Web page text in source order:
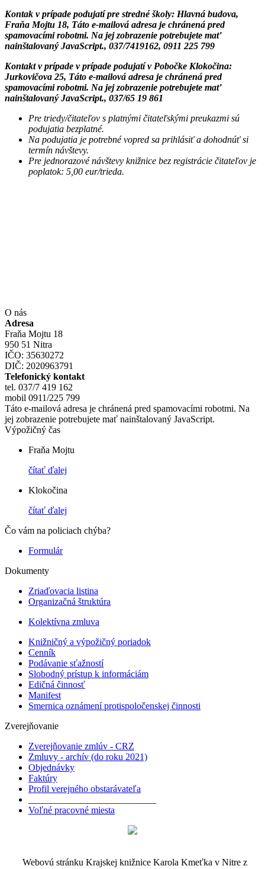
Kontak v prípade podujatí pre stredné školy: Hlavná budova,
Fraňa Mojtu 18, Táto e-mailová adresa je chránená pred
spamovacími robotmi. Na jej zobrazenie potrebujete mať
nainštalovaný JavaScript., 037/7419162, 0911 225 799
Kontakt v prípade v prípade podujatí v Pobočke Klokočina:
Jurkovičova 25, Táto e-mailová adresa je chránená pred
spamovacími robotmi. Na jej zobrazenie potrebujete mať
nainštalovaný JavaScript., 037/65 19 861
Pre triedy/čitateľov s platnými čitateľskými preukazmi sú
podujatia bezplatné.
Na podujatia je potrebné vopred sa prihlásiť a dohodnúť si
termín návštevy.
Pre jednorazové návštevy knižnice bez registrácie čitateľov je
poplatok: 5,00 eur/trieda.
O nás
Adresa
Fraňa Mojtu 18
950 51 Nitra
IČO: 35630272
DIČ: 2020963791
Telefonický kontakt
tel. 037/7 419 162
mobil 0911/225 799
Táto e-mailová adresa je chránená pred spamovacími robotmi. Na
jej zobrazenie potrebujete mať nainštalovaný JavaScript.
Výpožičný čas
Fraňa Mojtu
čítať ďalej
Klokočina
čítať ďalej
Čo vám na policiach chýba?
Formulár
Dokumenty
Zriaďovacia listina
Organizačná štruktúra
Kolektívna zmluva
Knižničný a výpožičný poriadok
Cenník
Podávanie sťažností
Slobodný prístup k informáciám
Edičná činnosť
Manifest
Smernica oznámení protispoločenskej činnosti
Zverejňovanie
Zverejňovanie zmlúv - CRZ
Zmluvy - archív (do roku 2021)
Objednávky
Faktúry
Profil verejného obstarávateľa
Voľné pracovné miesta
Webovú stránku Krajskej knižnice Karola Kmeťka v Nitre z